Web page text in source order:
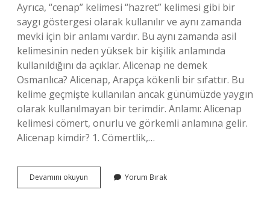
Ayrıca, “cenap” kelimesi “hazret” kelimesi gibi bir
saygı göstergesi olarak kullanılır ve aynı zamanda
mevki için bir anlamı vardır. Bu aynı zamanda asil
kelimesinin neden yüksek bir kişilik anlamında
kullanıldığını da açıklar. Alicenap ne demek
Osmanlıca? Alicenap, Arapça kökenli bir sıfattır. Bu
kelime geçmişte kullanılan ancak günümüzde yaygın
olarak kullanılmayan bir terimdir. Anlamı: Alicenap
kelimesi cömert, onurlu ve görkemli anlamına gelir.
Alicenap kimdir? 1. Cömertlik,…
Devamını okuyun Alicenap
Hangi
Yorum Bırak